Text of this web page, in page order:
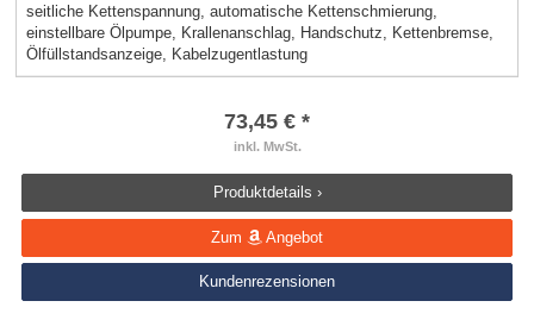
seitliche Kettenspannung, automatische Kettenschmierung,
einstellbare Ölpumpe, Krallenanschlag, Handschutz, Kettenbremse,
Ölfüllstandsanzeige, Kabelzugentlastung
73,45 € *
inkl. MwSt.
Produktdetails ›
Zum Angebot
Kundenrezensionen